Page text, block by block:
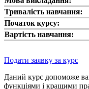
Тривалість навчання:
Початок курсу:
Вартість навчання:
Подати заявку за курс
Даний курс допоможе
функціями і кращими